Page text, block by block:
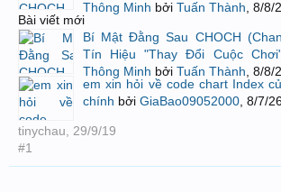
Thông Minh bởi Tuấn Thành 8/8/
Bài viết mới
Bí Mật Đằng Sau CHOCH
Tín Hiệu "Thay Đổi Cuộc
Thông Minh bởi Tuấn Thành 8/8/
em xin hỏi về code chart Index
chính bởi GiaBao09052000 8/7/
tinychau
29/9/19
#1